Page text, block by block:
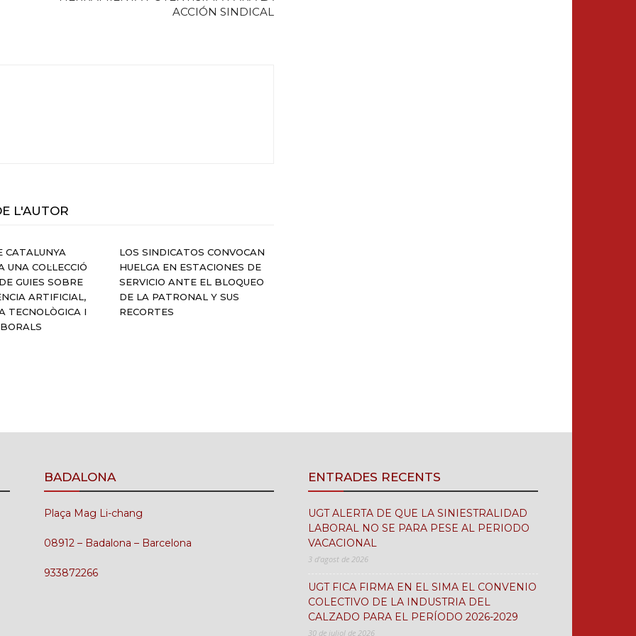
ACCIÓN SINDICAL
L'AUTOR
CATALUNYA
UNA COL·LECCIÓ
GUIES SOBRE
ARTIFICIAL,
TECNOLÒGICA I
LOS SINDICATOS CONVOCAN
HUELGA EN ESTACIONES DE
SERVICIO ANTE EL BLOQUEO
DE LA PATRONAL Y SUS
RECORTES
BADALONA
Plaça Mag Li-chang
08912 – Badalona – Barcelona
933872266
ENTRADES RECENTS
UGT ALERTA DE QUE LA SINIESTRALIDAD
LABORAL NO SE PARA PESE AL PERIODO
VACACIONAL
3 d'agost de 2026
UGT FICA FIRMA EN EL SIMA EL CONVENIO
COLECTIVO DE LA INDUSTRIA DEL
CALZADO PARA EL PERÍODO 2026-2029
30 de juliol de 2026